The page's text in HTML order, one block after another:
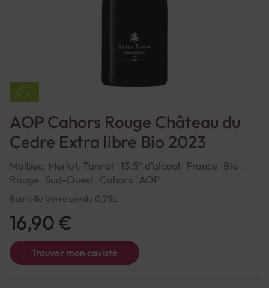
AOP Cahors Rouge Château du
Cedre Extra libre Bio 2023
Malbec, Merlot, Tannat 13.5° d'alcool France
Bio
Rouge Sud-Ouest Cahors AOP
Bouteille Verre perdu 0,75L
Trouver mon caviste
16,90 €